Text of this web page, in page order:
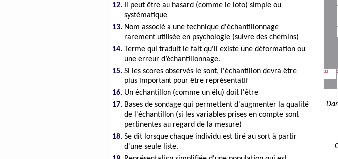
12.
Il peut être au hasard (comme le loto) simple ou
systématique
13. Nom associé à une technique d'échantillonnage
rarement utilisée en psychologie (suivre des chemins)
14. Terme qui traduit le fait qu'il existe une déformation ou
une erreur d’échantillonnage.
15. Si les scores observés le sont, l'échantillon devra être
plus important pour être représentatif
16. Un échantillon (comme un élu) doit l'être
17. Bases de sondage qui permettent d'augmenter la qualité
de l'échantillon (si les variables prises en compte sont
pertinentes au regard de la mesure)
18. Se dit lorsque chaque individu est tiré au sort à partir
d'une seule liste.
22